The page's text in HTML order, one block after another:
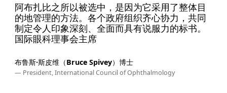
阿布扎比之所以被选中，是因为它采用了整体目
的地管理的方法。各个政府组织齐心协力，共同
制定令人印象深刻、全面而具有说服力的标书。
国际眼科理事会主席
布鲁斯·斯皮维（Bruce Spivey）博士
— President, International Council of Ophthalmology